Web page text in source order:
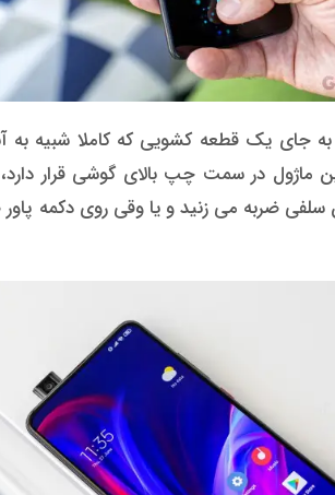
ماژول در سمت چپ بالای گوشی قرار
سلفی ضربه می زنید و یا وقی روی دکمه